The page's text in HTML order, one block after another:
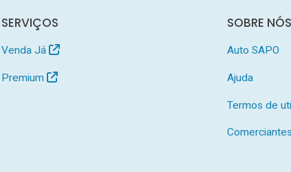
SERVIÇOS
Venda Já
Premium
SOBRE NÓS
Auto SAPO
Ajuda
Termos de